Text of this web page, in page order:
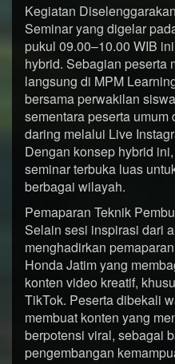
Kegiatan
Seminar yang digelar
pukul 09.00–10.00 WIB
hybrid. Sebagian peserta
langsung di MPM
bersama perwakilan
sementara peserta
daring melalui Live
Dengan konsep hybrid
seminar terbuka luas
berbagai wilayah.
Pemaparan Teknik
Selain sesi inspirasi dari
menghadirkan
Honda Jatim yang
konten video kreatif,
TikTok. Peserta dibekali
membuat konten yang
berpotensi viral, sebagai
pengembangan